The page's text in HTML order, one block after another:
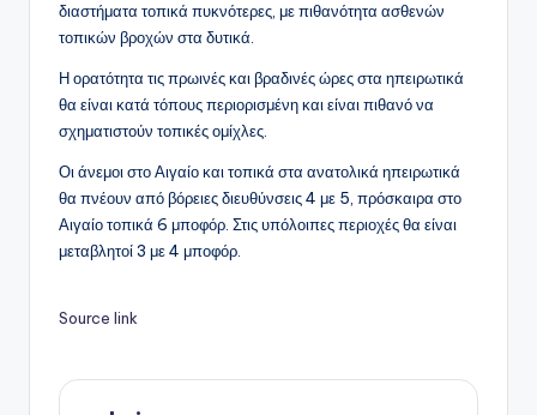
διαστήματα τοπικά πυκνότερες, με πιθανότητα ασθενών
τοπικών βροχών στα δυτικά.
Η ορατότητα τις πρωινές και βραδινές ώρες στα ηπειρωτικά
θα είναι κατά τόπους περιορισμένη και είναι πιθανό να
σχηματιστούν τοπικές ομίχλες.
Οι άνεμοι στο Αιγαίο και τοπικά στα ανατολικά ηπειρωτικά
θα πνέουν από βόρειες διευθύνσεις 4 με 5, πρόσκαιρα στο
Αιγαίο τοπικά 6 μποφόρ. Στις υπόλοιπες περιοχές θα είναι
μεταβλητοί 3 με 4 μποφόρ.
Source link